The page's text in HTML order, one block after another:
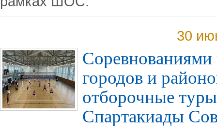
30
городов и
отборочные
Спартакиады